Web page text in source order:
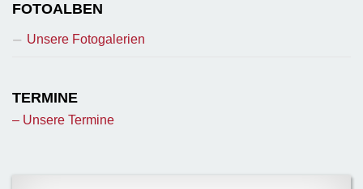
FOTOALBEN
Unsere Fotogalerien
TERMINE
– Unsere Termine